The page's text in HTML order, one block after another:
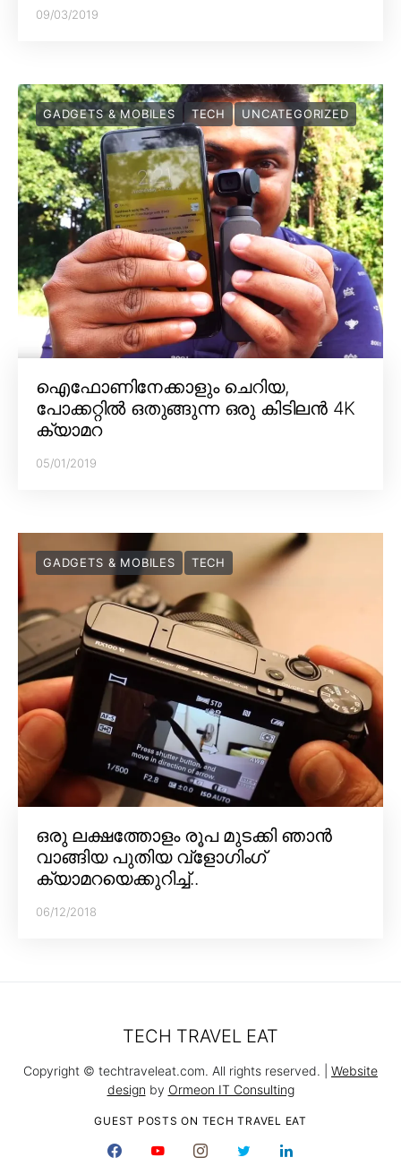
09/03/2019
GADGETS & MOBILES TECH UNCATEGORIZED
ഐഫോണിനേക്കാളും ചെറിയ,
പോക്കറ്റിൽ ഒതുങ്ങുന്ന ഒരു കിടിലൻ 4K
ക്യാമറ
05/01/2019
GADGETS & MOBILES TECH
ഒരു ലക്ഷത്തോളം രൂപ മുടക്കി ഞാൻ
വാങ്ങിയ പുതിയ വ്‌ളോഗിംഗ്
ക്യാമറയെക്കുറിച്ച്..
06/12/2018
GUEST POSTS ON TECH TRAVEL EAT
TECH TRAVEL EAT
Copyright © techtraveleat.com. All rights reserved. | Website
design by Ormeon IT Consulting